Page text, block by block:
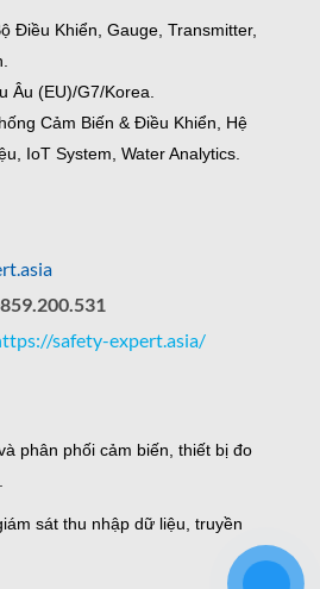
Điều Khiển, Gauge, Transmitter,
Âu (EU)/G7/Korea.
Cảm Biến & Điều Khiển, Hệ
IoT System, Water Analytics.
safety-expert.asia/
phân phối cảm biến, thiết bị đo
sát thu nhập dữ liệu, truyền